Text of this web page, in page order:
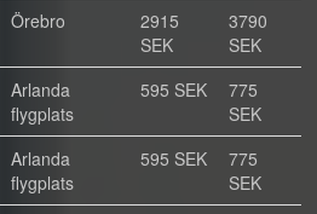
Örebro
2915
SEK
3790
SEK
Arlanda
flygplats
595 SEK
775
SEK
Arlanda
flygplats
595 SEK
775
SEK